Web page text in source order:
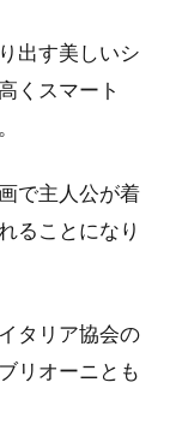
出す美しいシ
くスマート
で主人公が着
ることになり
タリア協会の
リオーニとも